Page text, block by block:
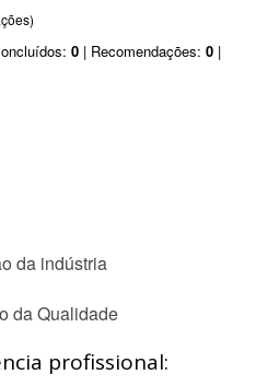
0 | Recomendações: 0 |
da indústria
da Qualidade
profissional: